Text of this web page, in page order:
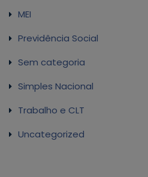
MEI
Previdência Social
Sem categoria
Simples Nacional
Trabalho e CLT
Uncategorized